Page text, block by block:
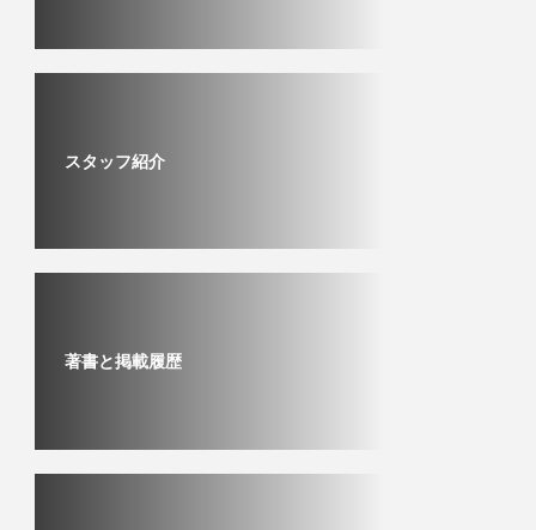
スタッフ紹介
著書と掲載履歴